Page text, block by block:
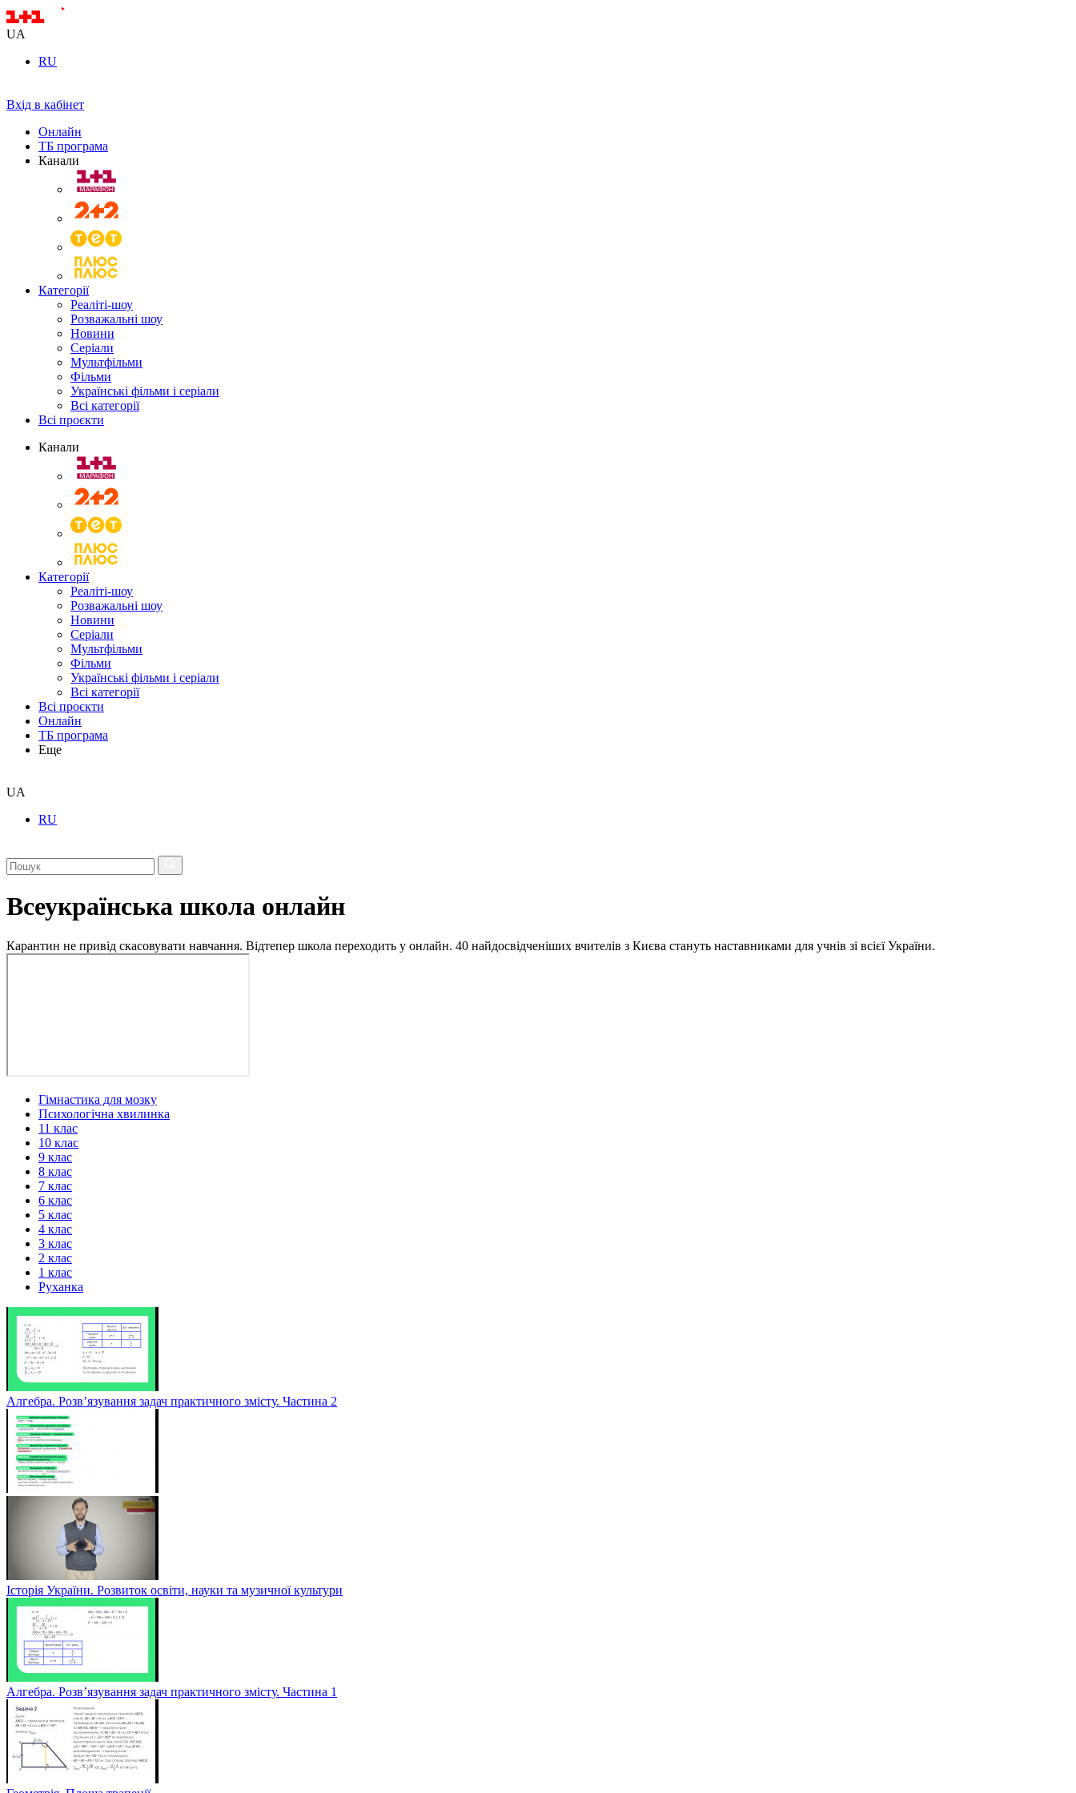
UA
RU
Вхід в кабінет
Онлайн
ТБ програма
Канали
Категорії
Реаліті-шоу
Розважальні шоу
Новини
Серіали
Мультфільми
Фільми
Українські фільми і серіали
Всі категорії
Всі проєкти
Канали
Категорії
Реаліті-шоу
Розважальні шоу
Новини
Серіали
Мультфільми
Фільми
Українські фільми і серіали
Всі категорії
Всі проєкти
Онлайн
ТБ програма
Еще
UA
RU
Всеукраїнська школа онлайн
Карантин не привід скасовувати навчання. Відтепер школа переходить у онлайн. 40 найдосвідченіших вчителів з Києва стануть наставниками для учнів зі всієї України.
Гімнастика для мозку
Психологічна хвилинка
11 клас
10 клас
9 клас
8 клас
7 клас
6 клас
5 клас
4 клас
3 клас
2 клас
1 клас
Руханка
Алгебра. Розв’язування задач практичного змісту. Частина 2
Історія України. Розвиток освіти, науки та музичної культури
Алгебра. Розв’язування задач практичного змісту. Частина 1